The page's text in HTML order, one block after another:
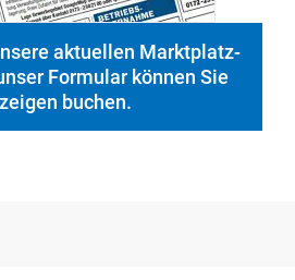
aktuellen Marktplatz-
Formular können Sie
buchen.